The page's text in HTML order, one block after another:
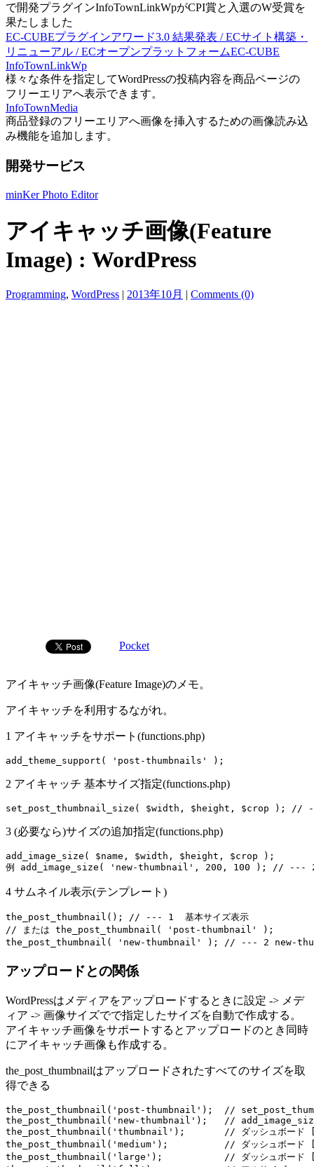
で開発プラグインInfoTownLinkWpがCPI賞と入選のW受賞を
果たしました
EC-CUBEプラグインアワード3.0 結果発表 / ECサイト構築・
リニューアル / ECオープンプラットフォームEC-CUBE
InfoTownLinkWp
様々な条件を指定してWordPressの投稿内容を商品ページの
フリーエリアへ表示できます。
InfoTownMedia
商品登録のフリーエリアへ画像を挿入するための画像読み込
み機能を追加します。
開発サービス
minKer Photo Editor
アイキャッチ画像(Feature
Image) : WordPress
Programming, WordPress | 2013年10月 | Comments (0)
Pocket
アイキャッチ画像(Feature Image)のメモ。
アイキャッチを利用するながれ。
1 アイキャッチをサポート(functions.php)
2 アイキャッチ 基本サイズ指定(functions.php)
3 (必要なら)サイズの追加指定(functions.php)
add_image_size( $name, $width, $height, $crop );
4 サムネイル表示(テンプレート)
the_post_thumbnail(); // --- 1  基本サイズ表示
// または the_post_thumbnail( 'post-thumbnail' );
アップロードとの関係
WordPressはメディアをアップロードするときに設定 -> メデ
ィア -> 画像サイズでで指定したサイズを自動で作成する。
アイキャッチ画像をサポートするとアップロードのとき同時
にアイキャッチ画像も作成する。
the_post_thumbnailはアップロードされたすべてのサイズを取
得できる
the_post_thumbnail('post-thumbnail');  //
the_post_thumbnail('new-thumbnail');   //
the_post_thumbnail('thumbnail');       // ダッシュボード [設
the_post_thumbnail('medium');          // ダッシュボード [設
the_post_thumbnail('large');           // ダッシュボード [設